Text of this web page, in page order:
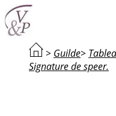
> Guilde>
Signature de speer.